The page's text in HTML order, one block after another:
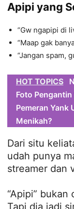
Apipi yang
“Gw ngapipi di
“Maap gak
“Jangan spam,
HOT TOPICS
Foto
Pemeran Yank
Menikah?
Dari situ
udah punya
streamer dan
“Apipi”